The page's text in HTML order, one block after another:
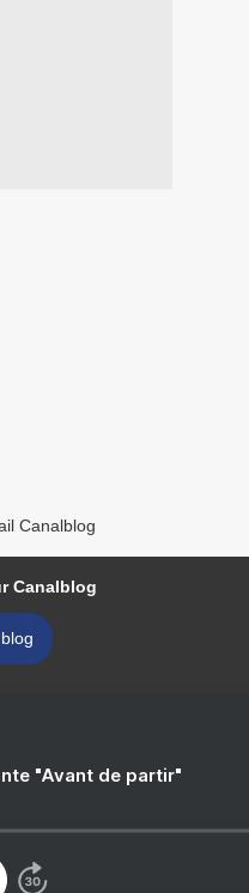
Canalblog
Canalblog
"Avant de partir"